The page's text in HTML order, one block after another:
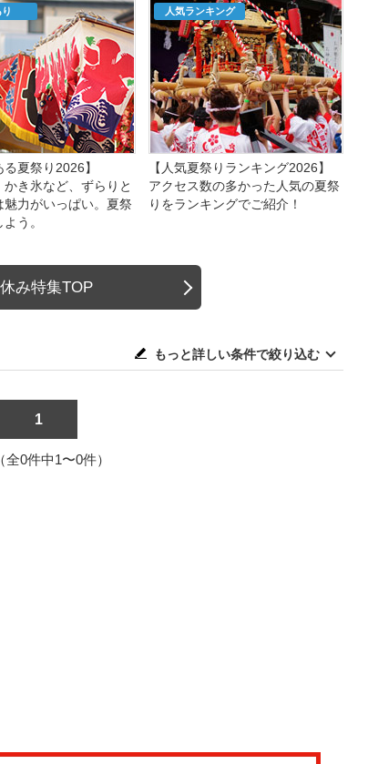
夏祭り2026】
かき氷など、ずらりと
魅力がいっぱい。夏祭
う。
人気ランキング
【人気夏祭りランキング2026】
アクセス数の多かった人気の夏祭
りをランキングでご紹介！
み特集TOP
もっと詳しい条件で絞り込む
1
全0件中1〜0件）